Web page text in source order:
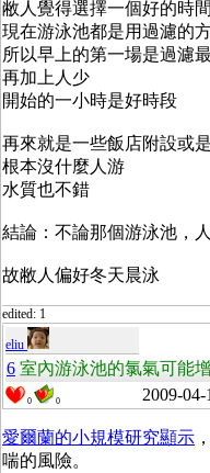
敝人覺得選擇一個好的時
現在游泳池都是用過濾的
所以早上的第一場是過濾
再加上人少
開始的一小時是好時段
再來就是一些飯店附設或
根本沒什麼人游
水質也不錯
結論：不論那個游泳池，
故敝人偏好冬天晨泳
edited: 1
eliu
6 室內游泳池的氯氣可能
0 0 2009-04-
愛爾蘭的小規模研究顯示
喘的風險。